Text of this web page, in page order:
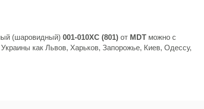
(шаровидный) 001-010XC (801) от MDT можно с
как Львов, Харьков, Запорожье, Киев, Одессу,